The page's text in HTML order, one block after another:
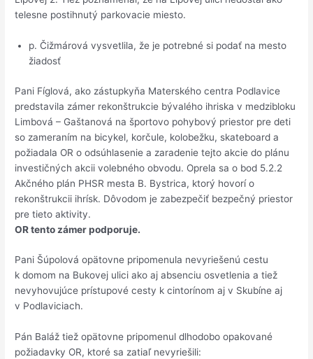
telesne postihnutý parkovacie miesto.
p. Čižmárová vysvetlila, že je potrebné si podať na mesto
žiadosť
Pani Fíglová, ako zástupkyňa Materského centra Podlavice
predstavila zámer rekonštrukcie bývalého ihriska v medzibloku
Limbová – Gaštanová na športovo pohybový priestor pre deti
so zameraním na bicykel, korčule, kolobežku, skateboard a
požiadala OR o odsúhlasenie a zaradenie tejto akcie do plánu
investičných akcii volebného obvodu. Oprela sa o bod 5.2.2
Akčného plán PHSR mesta B. Bystrica, ktorý hovorí o
rekonštrukcii ihrísk. Dôvodom je zabezpečiť bezpečný priestor
pre tieto aktivity.
OR tento zámer podporuje.
Pani Šúpolová opätovne pripomenula nevyriešenú cestu
k domom na Bukovej ulici ako aj absenciu osvetlenia a tiež
nevyhovujúce prístupové cesty k cintorínom aj v Skubíne aj
v Podlaviciach.
Pán Baláž tiež opätovne pripomenul dlhodobo opakované
požiadavky OR, ktoré sa zatiaľ nevyriešili: